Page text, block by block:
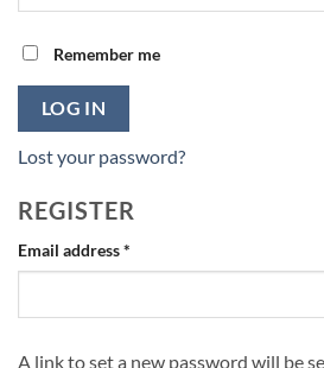
Remember me
LOG IN
Lost your password?
REGISTER
Email address*
A link to set a new password will be